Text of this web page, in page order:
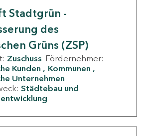
Stadtgrün -
des
Grüns (ZSP)
Zuschuss Fördernehmer:
Kunden
Kommunen
Unternehmen
Städtebau und